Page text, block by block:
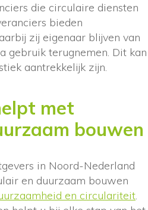
die circulaire diensten
bieden
zij eigenaar blijven van
gebruik terugnemen. Dit kan
aantrekkelijk zijn.
met
bouwen
in Noord-Nederland
en duurzaam bouwen
en circulariteit.